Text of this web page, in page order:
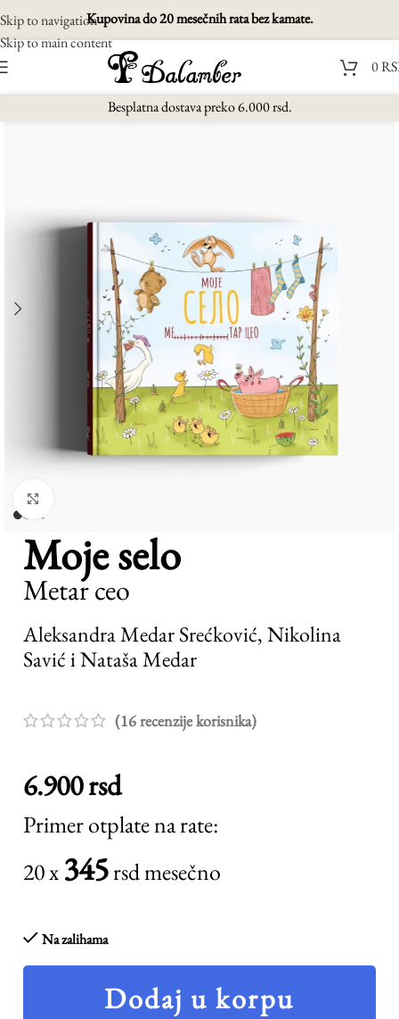
Skip to navigation
Skip to main content
Kupovina do 20 mesečnih rata bez kamate.
0
Besplatna dostava preko 6.000 rsd.
Moje selo
Metar ceo
Aleksandra Medar Srećković, Nikolina
Savić i Nataša Medar
(16 recenzije korisnika)
6.900rsd
Primer otplate na rate:
20 x 345rsd mesečno
Na zalihama
Dodaj u korpu